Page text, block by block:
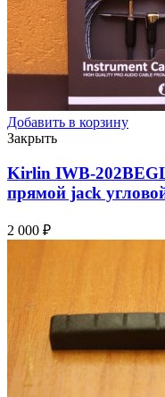
Добавить в корзину
Закрыть
Kirlin IWB-
прямой jack
2 000 ₽